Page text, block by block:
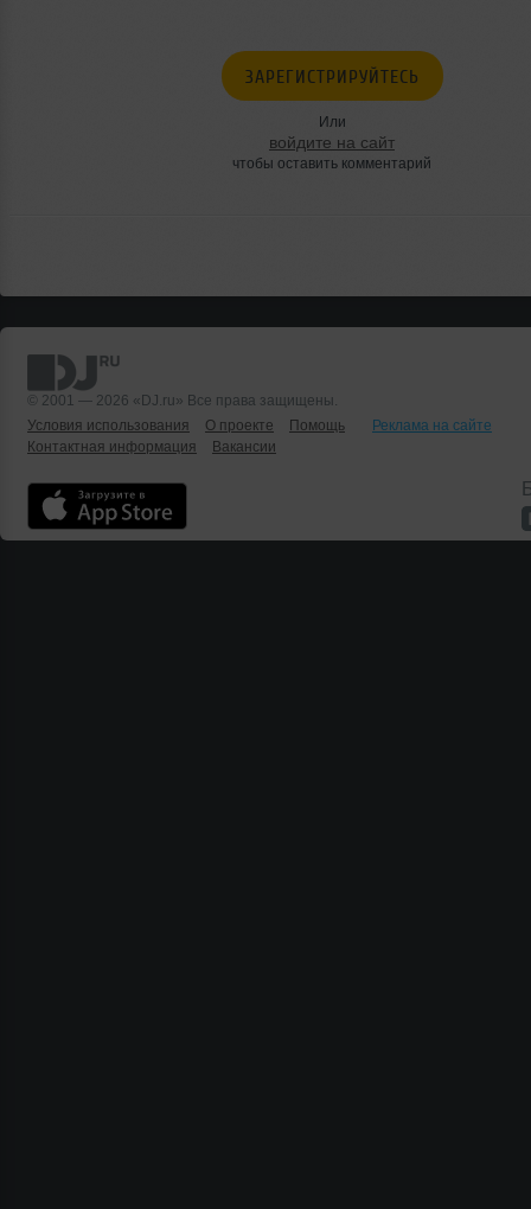
ЗАРЕГИСТРИРУЙТЕСЬ
Или
войдите на сайт
чтобы оставить комментарий
© 2001 — 2026 «DJ.ru» Все права защищены.
Условия использования
О проекте Помощь
Реклама на сайте
Контактная информация
Вакансии